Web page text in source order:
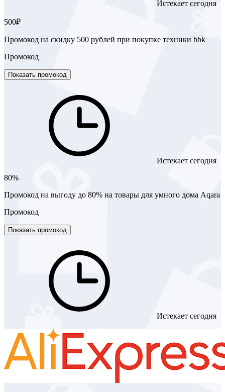
Истекает сегодня
500₽
Промокод на скидку 500 рублей при покупке техники bbk
Промокод
Показать промокод
Истекает сегодня
80%
Промокод на выгоду до 80% на товары для умного дома Aqara
Промокод
Показать промокод
Истекает сегодня